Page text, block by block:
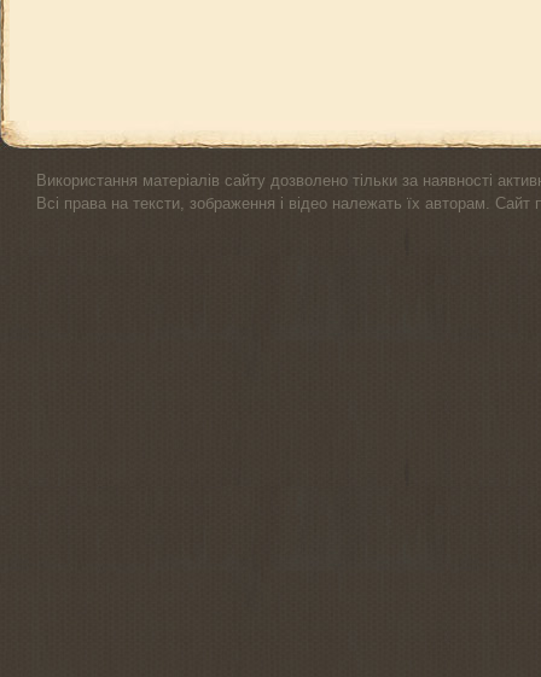
Використання матеріалів сайту дозволено тільки за наявності
Всі права на тексти, зображення і відео належать їх авторам.